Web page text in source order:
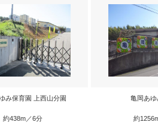
み保育園 上西山分園
約438m／6分
亀岡あ
約